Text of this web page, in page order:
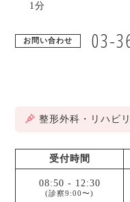
1分
お問い合わせ 03-
整形外科・リハビ
受付時間
08:50 - 12:30
(診察9:00〜)